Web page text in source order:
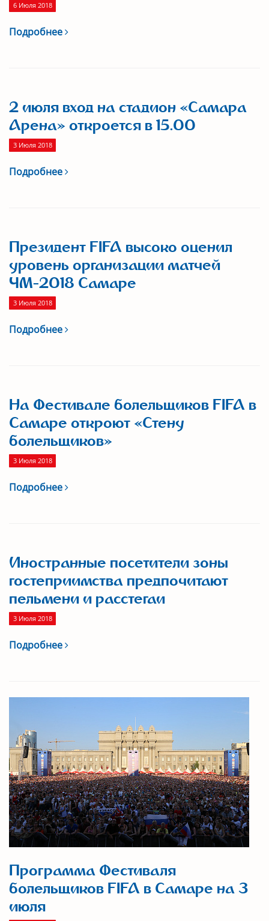
6 Июля 2018
Подробнее
2 июля вход на стадион «Самара
Арена» откроется в 15.00
3 Июля 2018
Подробнее
Президент FIFA высоко оценил
уровень организации матчей
ЧМ-2018 Самаре
3 Июля 2018
Подробнее
На Фестивале болельщиков FIFA в
Самаре откроют «Стену
болельщиков»
3 Июля 2018
Подробнее
Иностранные посетители зоны
гостеприимства предпочитают
пельмени и расстегаи
3 Июля 2018
Подробнее
Программа Фестиваля
болельщиков FIFA в Самаре на 3
июля